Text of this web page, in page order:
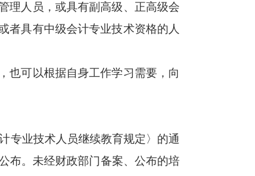
人员，或具有副高级、正高级会
者具有中级会计专业技术资格的人
可以根据自身工作学习需要，向
业技术人员继续教育规定〉的通
布。未经财政部门备案、公布的培